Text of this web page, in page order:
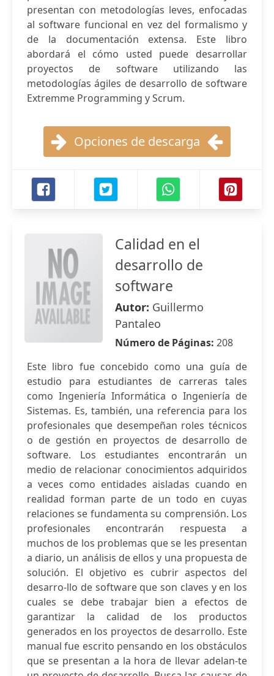
presentan con metodologías leves, enfocadas
al software funcional en vez del formalismo y
de la documentación extensa. Este libro
abordará el cómo usted puede desarrollar
proyectos de software utilizando las
metodologías ágiles de desarrollo de software
Extremme Programming y Scrum.
Opciones de descarga
Calidad en el
desarrollo de
software
Autor: Guillermo
Pantaleo
Número de Páginas: 208
Este libro fue concebido como una guía de
estudio para estudiantes de carreras tales
como Ingeniería Informática o Ingeniería de
Sistemas. Es, también, una referencia para los
profesionales que desempeñan roles técnicos
o de gestión en proyectos de desarrollo de
software. Los estudiantes encontrarán un
medio de relacionar conocimientos adquiridos
a veces como entidades aisladas cuando en
realidad forman parte de un todo en cuyas
relaciones se fundamenta su comprensión. Los
profesionales encontrarán respuesta a
muchos de los problemas que se les presentan
a diario, un análisis de ellos y una propuesta de
solución. El objetivo es cubrir aspectos del
desarro-llo de software que son claves y en los
cuales se debe trabajar bien a efectos de
garantizar la calidad de los productos
generados en los proyectos de desarrollo. Este
manual fue escrito pensando en los obstáculos
que se presentan a la hora de llevar adelan-te